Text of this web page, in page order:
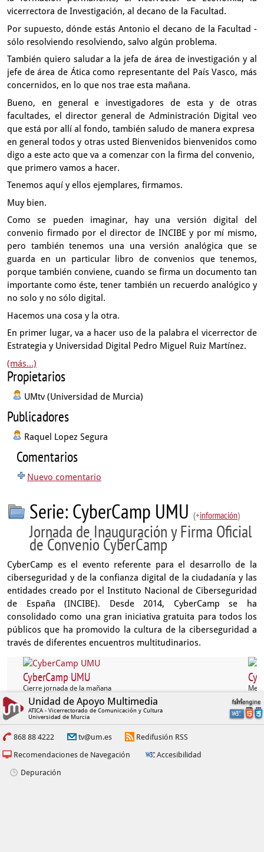
vicerrectora de Investigación, al decano de la Facultad.
Por supuesto, dónde estás Antonio el decano de la Facultad -
sólo resolviendo resolviendo, salvo algún problema.
También quiero saludar a la jefa de área de investigacióny al
jefe de área de Ática como representante del País Vasco, más
concernidos, en lo que nos trae esta mañana.
Bueno, en general e investigadores de esta y de otras
facultades, el director general de Administración Digitalveo
que está por allí al fondo, también saludo de manera expresa
en general todos y otras usted Bienvenidos bienvenidos como
digo a este actoque va a comenzar con la firma del convenio,
que primero vamos a hacer.
Tenemos aquí y ellos ejemplares, firmamos.
Muy bien.
Como se pueden imaginar,
hay una versión digital del
convenio firmado por el director de INCIBEy por mí mismo,
pero también tenemos una una versión analógicaque se
guarda en un particular libro de convenios que tenemos,
porque también conviene,cuando se firma un documento tan
importante como éste,tener también un recuerdo analógico y
no solo y no sólo digital.
Hacemos una cosa y la otra.
En primer lugar,va a hacer uso de la palabra el vicerrector de
Estrategia y Universidad Digital Pedro Miguel Ruiz Martínez.
(más...)
Propietarios
UMtv (Universidad de Murcia)
Publicadores
Raquel Lopez Segura
Comentarios
Nuevo comentario
Serie: CyberCamp UMU (+información)
Jornada de Inauguración y Firma Oficial
de Convenio CyberCamp
CyberCamp es el evento referente para el desarrollo de la
ciberseguridad y de la confianza digital de la ciudadanía y las
entidades creado por el Instituto Nacional de Ciberseguridad
de España (INCIBE). Desde 2014, CyberCamp se ha
consolidado como una gran iniciativa gratuita para todos los
públicos que ha promovido la cultura de la ciberseguridad a
través de diferentes encuentros multitudinarios.
CyberCamp UMU
Cierre jornada de la mañana
Unidad de Apoyo Multimedia
ATICA - Vicerrectorado de Comunicación y Cultura
Universidad de Murcia
868 88 4222 tv@um.es
Redifusión RSS
Recomendaciones de Navegación
Accesibilidad
Depuración